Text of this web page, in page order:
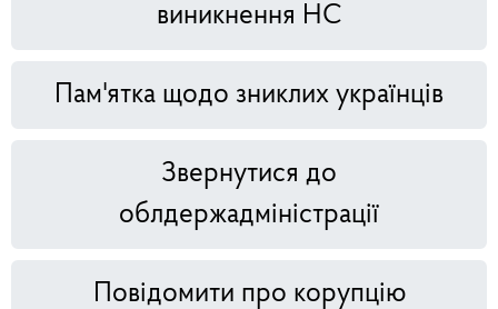
виникнення НС
Пам'ятка щодо зниклих українців
Звернутися до
облдержадміністрації
Повідомити про корупцію